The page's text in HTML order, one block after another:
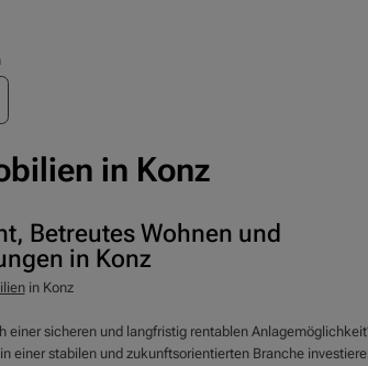
in Konz
Betreutes Wohnen und
in Konz
in Konz
einer sicheren und langfristig rentablen
einer stabilen und zukunftsorientierten Branche